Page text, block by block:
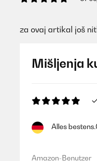
za ovaj artikal još
Mišljenja
Alles
Amazon-Benutzer